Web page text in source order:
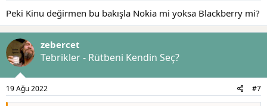
Peki Kinu değirmen bu bakışla Nokia mi yoksa Blackberry mi?
zebercet
Tebrikler - Rütbeni Kendin Seç?
19 Ağu 2022 #7